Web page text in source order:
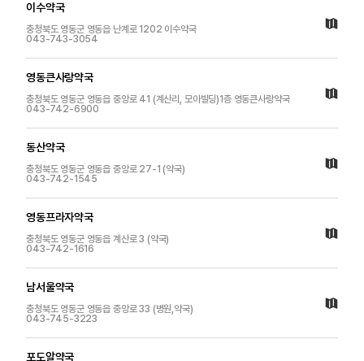
이수약국
충청북도 영동군 영동읍 난계로 1202 이수약국
043-743-3054
영동큰사랑약국
충청북도 영동군 영동읍 중앙로 41 (계산리, 모아빌딩)1층 영동큰사랑약국
043-742-6900
동산약국
충청북도 영동군 영동읍 중앙로 27-1 (약국)
043-742-1545
영동프라자약국
충청북도 영동군 영동읍 계산로 3 (약국)
043-742-1616
남서울약국
충청북도 영동군 영동읍 중앙로 33 (병원,약국)
043-745-3223
포도알약국